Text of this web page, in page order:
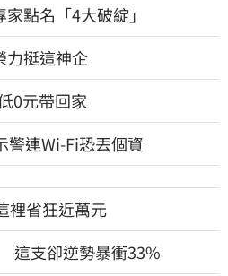
點名「4大破綻」
力挺這神企
0元帶回家
警連Wi-Fi恐丟個資
裡省狂近萬元
這支卻逆勢暴衝33%